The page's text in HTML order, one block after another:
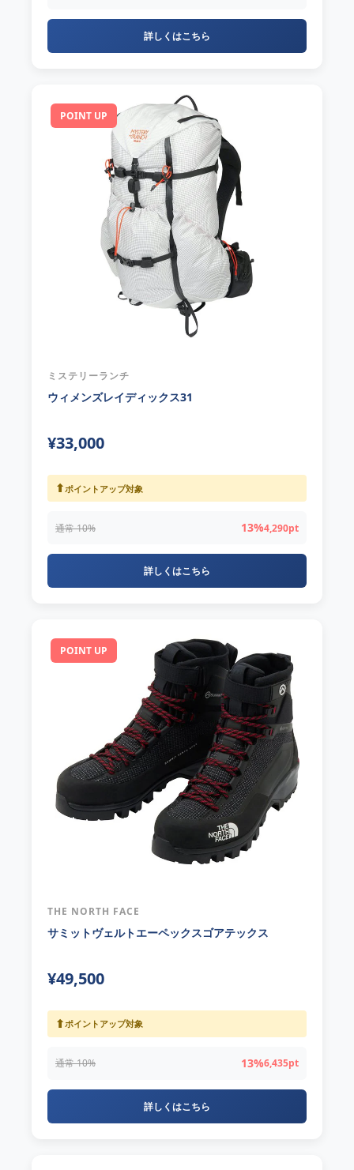
詳しくはこちら
POINT UP
ミステリーランチ
ウィメンズレイディックス31
¥33,000
⬆ ポイントアップ対象
通常 10% 13%4,290pt
詳しくはこちら
POINT UP
THE NORTH FACE
サミットヴェルトエーペックスゴアテックス
¥49,500
⬆ポイントアップ対象
通常 10% 13%6,435pt
詳しくはこちら